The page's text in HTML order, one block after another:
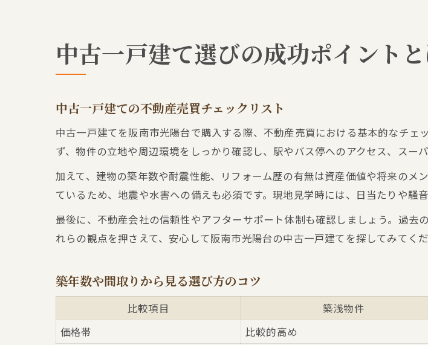
コストパフォーマンス
海が見える物件の不動
阪南市光陽台でおすす
眺望条件別おすすめ不
不動産売買で叶える理
家族に合う間取りを見抜く
生活動線に配慮した住
将来も安心の間取りを
中古一戸建て選びの成功ポイント
中古一戸建ての不動産売買チェックリスト
中古一戸建てを阪南市光陽台で購入する際、不動産売買における基本的なチ
ず、物件の立地や周辺環境をしっかり確認し、駅やバス停へのアクセス、スー
加えて、建物の築年数や耐震性能、リフォーム歴の有無は資産価値や将来の
ているため、地震や水害への備えも必須です。現地見学時には、日当たりや騒
最後に、不動産会社の信頼性やアフターサポート体制も確認しましょう。過
れらの観点を押さえて、安心して阪南市光陽台の中古一戸建てを探してみてくだ
築年数や間取りから見る選び方のコツ
比較項目 築浅物件
価格帯
比較的高め